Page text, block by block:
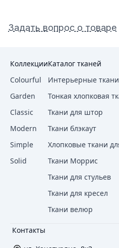
Задать вопрос о товаре
Контакты
Коллекции
Colourful
Garden
Classic
Modern
Simple
Solid
Каталог тканей
Интерьерные ткани
Ткани для штор
Ткани блэкаут
Ткани Моррис
Ткани для стульев
Ткани для кресел
Ткани велюр